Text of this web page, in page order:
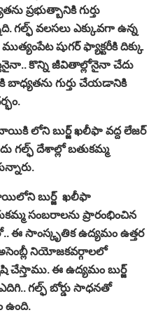
ప్రభుత్బానికి గుర్తు
గల్ఫ్‌ వలసలు ఎక్కువగా ఉన్న
షుగర్ ఫ్యాక్టరీకి దిక్కు
కొన్ని జీవితాల్లోనైనా చేదు
బాధ్యతను గుర్తు చేయడానికి
లోని బుర్జ్‌ ఖలీఫా వద్ద లేజర్
గల్ఫ్ దేశాల్లో బతుకమ్మ
బుర్జ్ ఖలీఫా
సంబరాలను ప్రారంభించిన
ఈ సాంస్కృతిక ఉద్యమం ఉత్తర
నియోజకవర్గాలలో
ఈ ఉద్యమం బుర్జ్
గల్ఫ్ బోర్డు సాధనతో
ఉంది.